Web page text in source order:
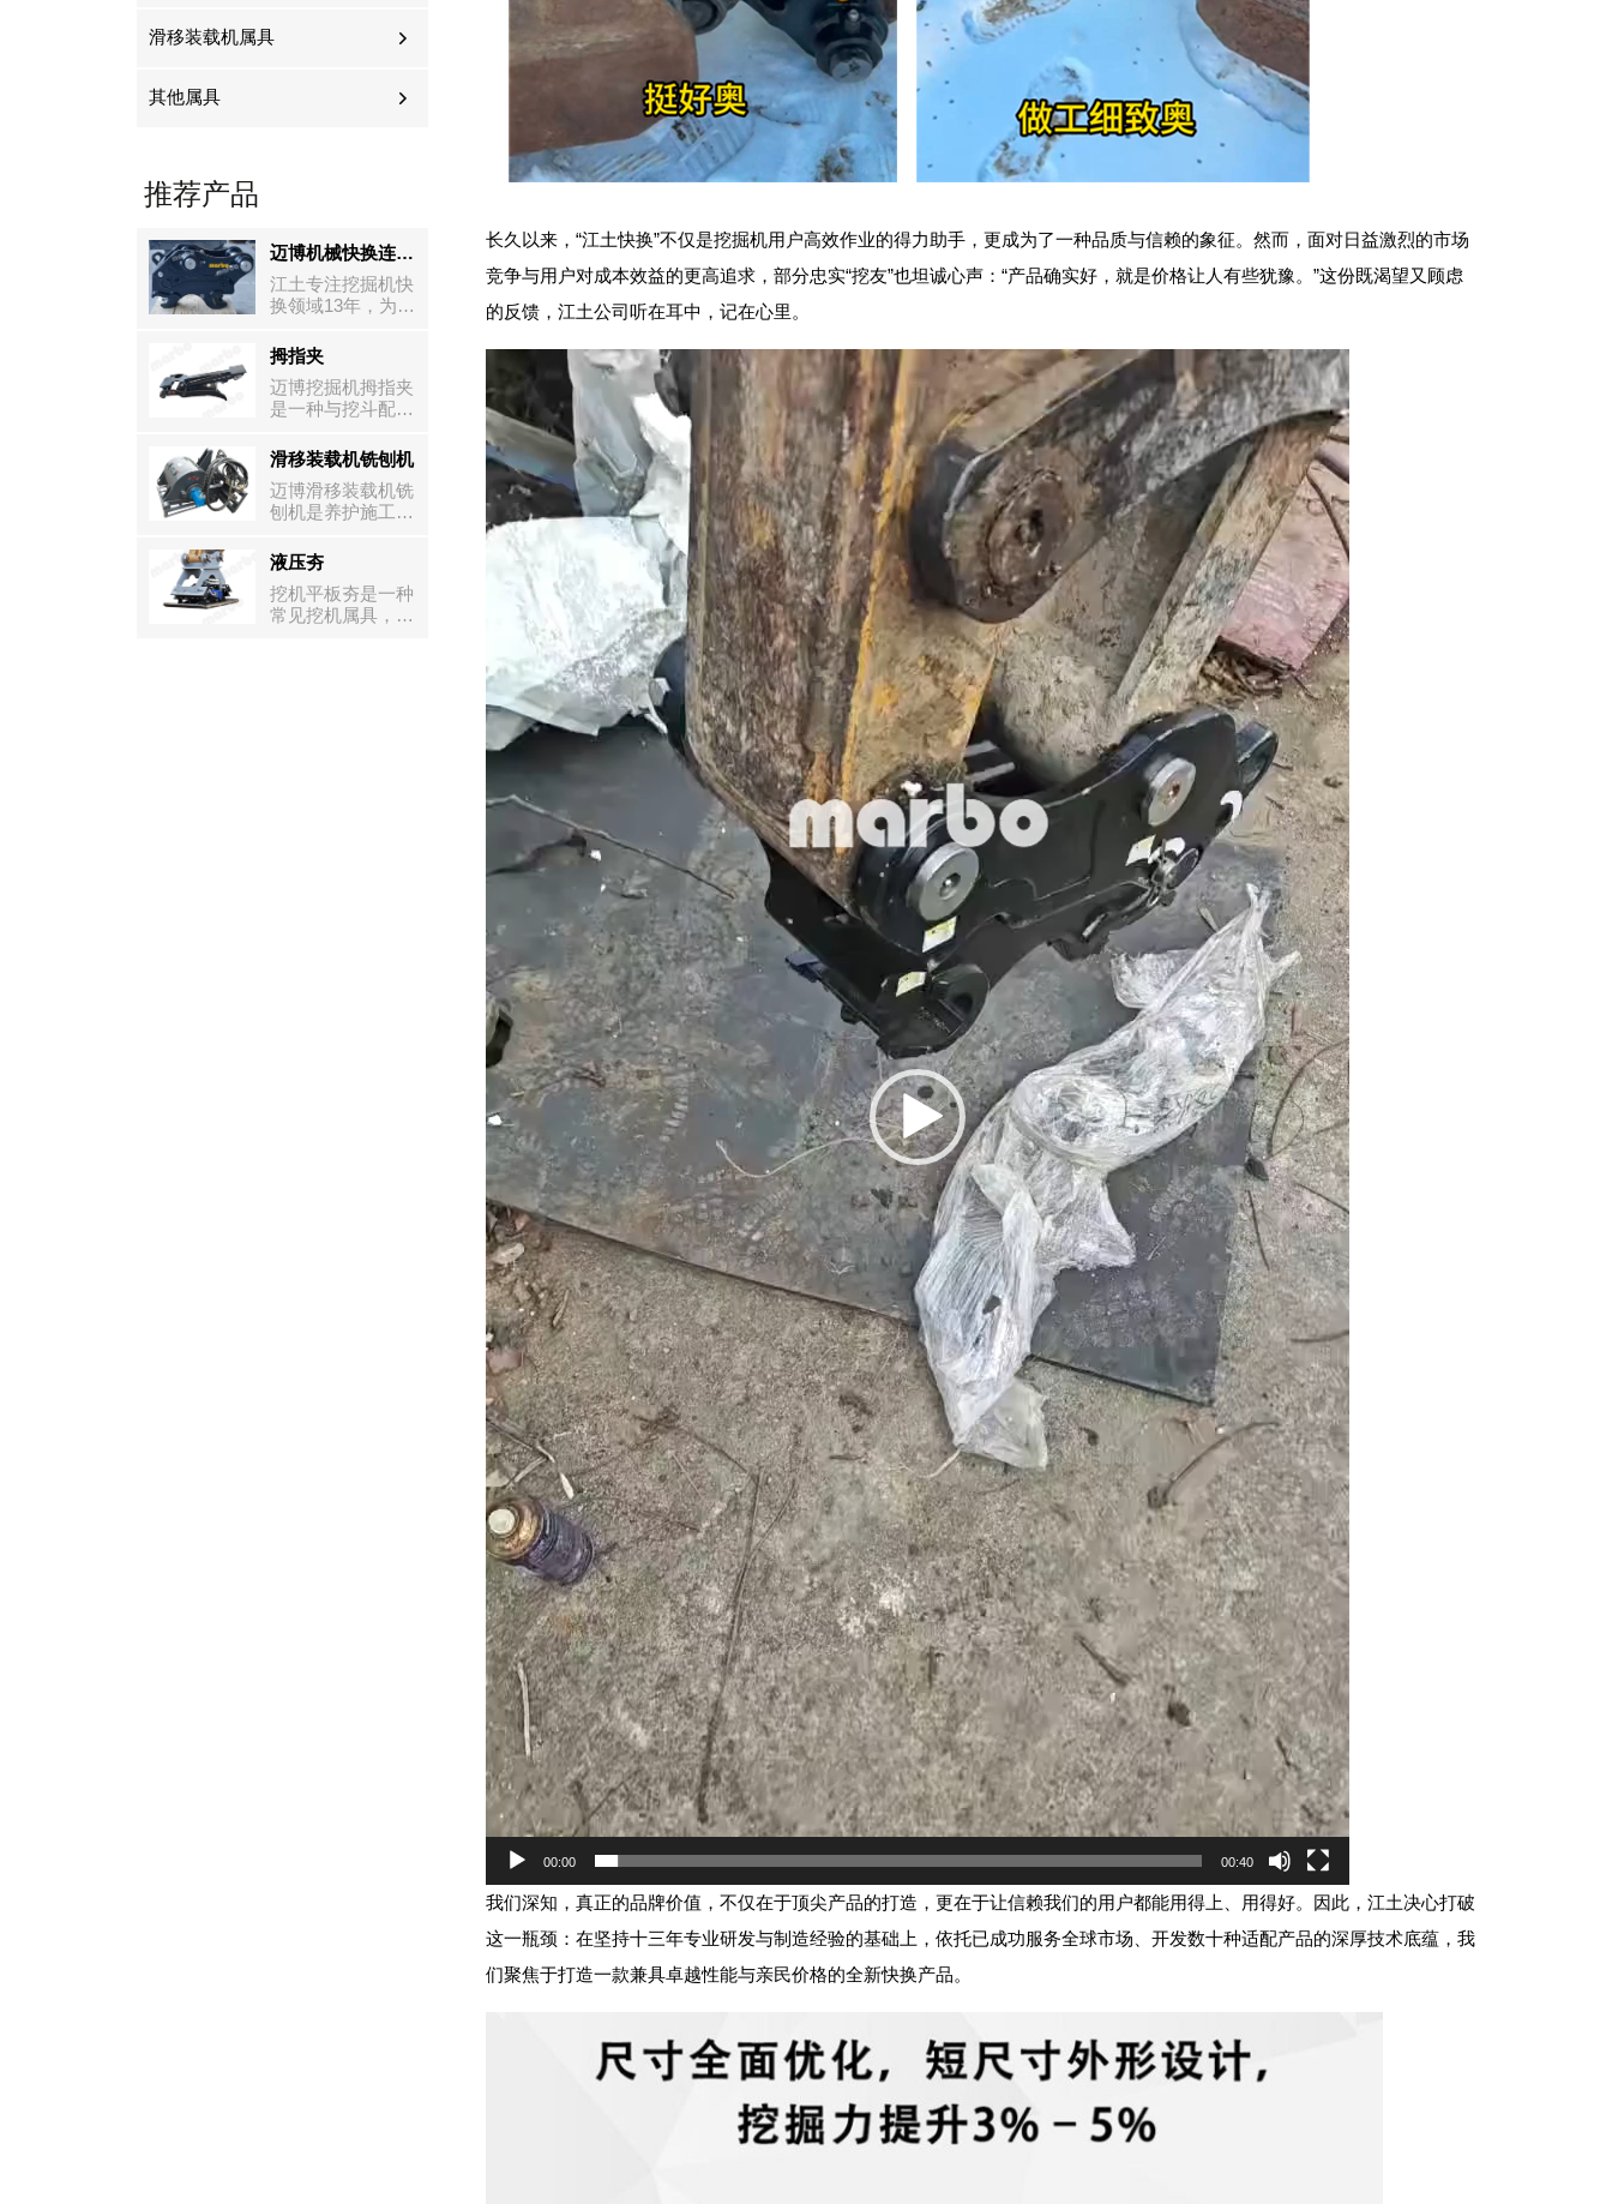
滑移装载机属具
其他属具
推荐产品
迈博机械快换连接器T系列
江土专注挖掘机快
换领域13年，为适
求，在确保高强度
与高耐久的基础
上，江土工程师通
过对铸造机械快换
拇指夹
迈博挖掘机拇指夹
是一种与挖斗配合
在工作现场拾取和
移动物料。如果挖
机手需要像往常一
样使用挖斗进行挖
在收起位置。这类
属具非常适合建
筑、土地清理、拆
除、公用事业、市
滑移装载机铣刨机
迈博滑移装载机铣
刨机是养护施工的
以用于铣刨沥青和
混凝土路面、高低
不平的路面、路沿
铣刨等，多种尺寸
液压夯
挖机平板夯是一种
常见挖机属具，用
长久以来，“江土快换”不仅是挖掘机用户高效作业的得力助手，更成为了一种品质与信赖的象征。然而，面对日益激烈的市场
竞争与用户对成本效益的更高追求，部分忠实“挖友”也坦诚心声：“产品确实好，就是价格让人有些犹豫。”这份既渴望又顾虑
的反馈，江土公司听在耳中，记在心里。
播
放
器
00:00 00:40
我们深知，真正的品牌价值，不仅在于顶尖产品的打造，更在于让信赖我们的用户都能用得上、用得好。因此，江土决心打破
这一瓶颈：在坚持十三年专业研发与制造经验的基础上，依托已成功服务全球市场、开发数十种适配产品的深厚技术底蕴，我
们聚焦于打造一款兼具卓越性能与亲民价格的全新快换产品。